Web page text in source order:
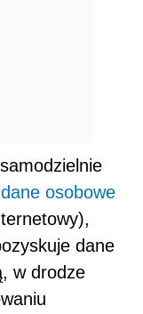
dane osobowe
dane
w drodze